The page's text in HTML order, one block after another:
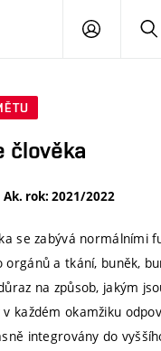
PŘIHLÁSIT
člověka
Ak. rok: 2021/2022
se zabývá normálními
orgánů a tkání, buněk,
na způsob, jakým
v každém okamžiku
integrovány do